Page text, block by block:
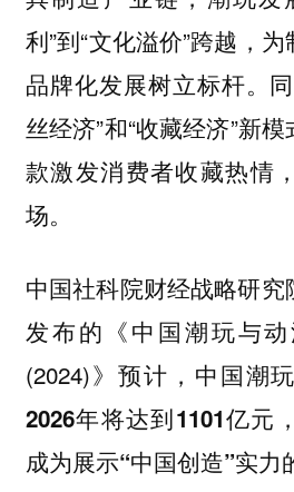
利”到“文化溢价”跨越，为
品牌化发展树立标杆。
丝经济”和“收藏经济”新
款激发消费者收藏热情
场。
中国社科院财经战略研
发布的《中国潮玩与
(2024)》预计， 中国潮
2026年将达到1101亿元
成为展示“中国创造”实力